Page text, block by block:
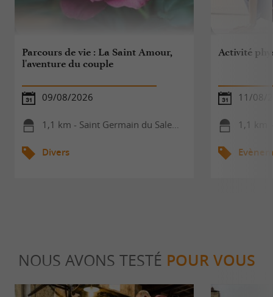
Parcours de vie : La Saint Amour,
l'aventure du couple
09/08/2026
1,1 km - Saint Germain du Salembre
Divers
Activité
11/08/
1,1 km -
NOUS AVONS TESTÉ POUR VOUS